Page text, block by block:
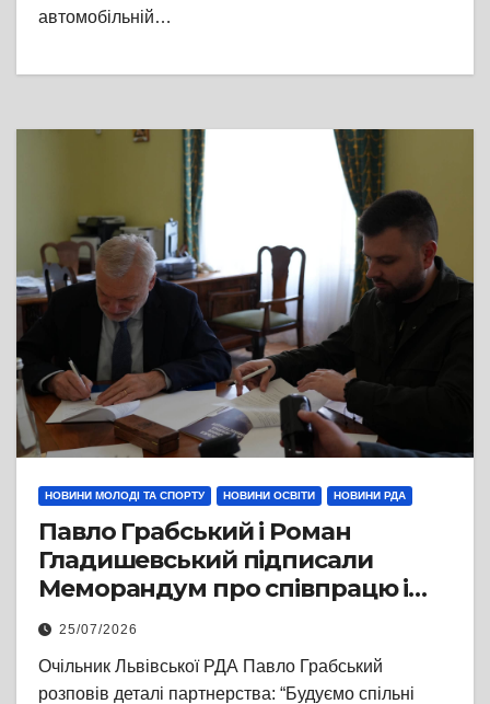
автомобільній…
НОВИНИ МОЛОДІ ТА СПОРТУ НОВИНИ ОСВІТИ НОВИНИ РДА
Павло Грабський і Роман
Гладишевський підписали
Меморандум про співпрацю і
партнерство
25/07/2026
Очільник Львівської РДА Павло Грабський
розповів деталі партнерства: “Будуємо спільні